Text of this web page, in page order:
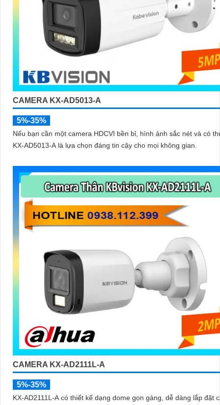
CAMERA KX-AD5013-A
5%-35%
Nếu bạn cần một camera HDCVI bền bỉ, hình ảnh sắc nét và có
KX‑AD5013‑A là lựa chọn đáng tin cậy cho mọi không gian.
CAMERA KX-AD2111L-A
5%-35%
KX‑AD2111L‑A có thiết kế dạng dome gọn gàng, dễ dàng lắp đặt